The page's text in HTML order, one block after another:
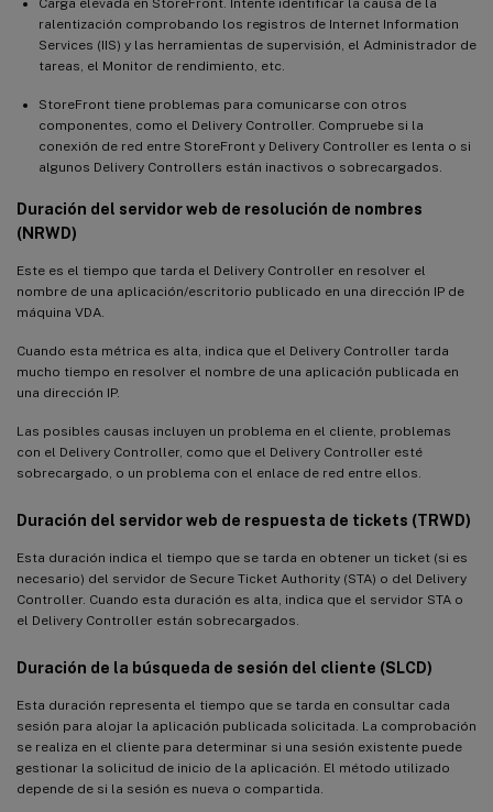
ralentización comprobando los registros de Internet Information
Services (IIS) y las herramientas de supervisión, el Administrador de
tareas, el Monitor de rendimiento, etc.
StoreFront tiene problemas para comunicarse con otros
componentes, como el Delivery Controller. Compruebe si la
conexión de red entre StoreFront y Delivery Controller es lenta o si
algunos Delivery Controllers están inactivos o sobrecargados.
Duración del servidor web de resolución de nombres
(NRWD)
Este es el tiempo que tarda el Delivery Controller en resolver el
nombre de una aplicación/escritorio publicado en una dirección IP de
máquina VDA.
Cuando esta métrica es alta, indica que el Delivery Controller tarda
mucho tiempo en resolver el nombre de una aplicación publicada en
una dirección IP.
Las posibles causas incluyen un problema en el cliente, problemas
con el Delivery Controller, como que el Delivery Controller esté
sobrecargado, o un problema con el enlace de red entre ellos.
Duración del servidor web de respuesta de tickets (TRWD)
Esta duración indica el tiempo que se tarda en obtener un ticket (si es
necesario) del servidor de Secure Ticket Authority (STA) o del Delivery
Controller. Cuando esta duración es alta, indica que el servidor STA o
el Delivery Controller están sobrecargados.
Duración de la búsqueda de sesión del cliente (SLCD)
Esta duración representa el tiempo que se tarda en consultar cada
sesión para alojar la aplicación publicada solicitada. La comprobación
se realiza en el cliente para determinar si una sesión existente puede
gestionar la solicitud de inicio de la aplicación. El método utilizado
depende de si la sesión es nueva o compartida.